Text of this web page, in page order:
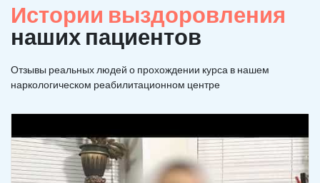
Истории выздоровления
наших пациентов
Отзывы реальных людей о прохождении курса в нашем
наркологическом реабилитационном центре